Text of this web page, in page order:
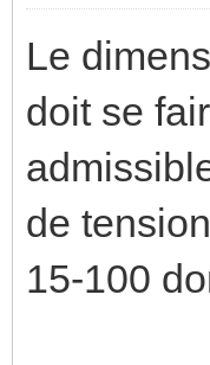
Le
doit se
de
15-100